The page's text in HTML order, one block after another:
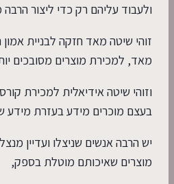
ולעבוד עליהם רק כדי ליצור הרבה
זוהי שיטה מאד חזקה לבניית
מאד, למכירת מוצרים מסובכים
וזוהי שיטה אידיאלית למכירת
בעצם מוכרים מידע בעזרת מידע
יש הרבה אנשים שניצלו ועדיין
מוצרים שאיכותם מוטלת בספק,